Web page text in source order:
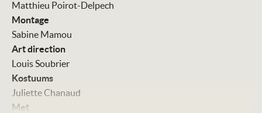
Matthieu Poirot-Delpech
Montage
Sabine Mamou
Art direction
Louis Soubrier
Kostuums
Juliette Chanaud
Met